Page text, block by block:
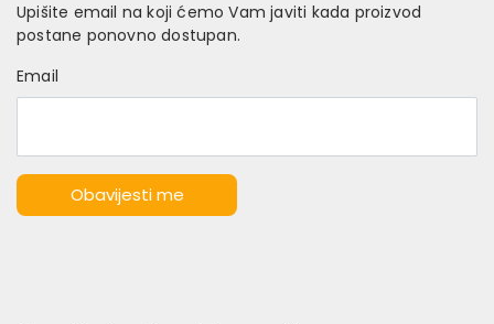
Upišite email na koji ćemo Vam javiti kada proizvod
postane ponovno dostupan.
Email
Obavijesti me